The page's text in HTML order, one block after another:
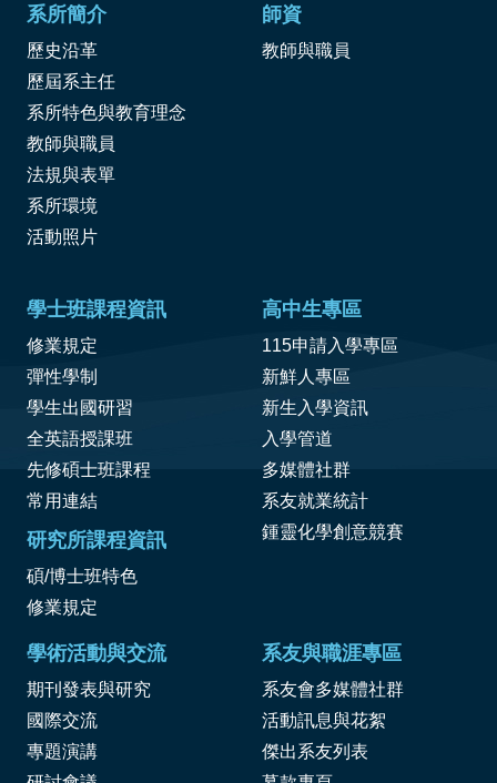
系所簡介
歷史沿革
歷屆系主任
系所特色與教育理念
教師與職員
法規與表單
系所環境
活動照片
師資
教師與職員
學士班課程資訊
修業規定
彈性學制
學生出國研習
全英語授課班
先修碩士班課程
常用連結
研究所課程資訊
碩/博士班特色
修業規定
高中生專區
115申請入學專區
新鮮人專區
新生入學資訊
入學管道
多媒體社群
系友就業統計
鍾靈化學創意競賽
學術活動與交流
期刊發表與研究
國際交流
專題演講
系友與職涯專區
系友會多媒體社群
活動訊息與花絮
傑出系友列表